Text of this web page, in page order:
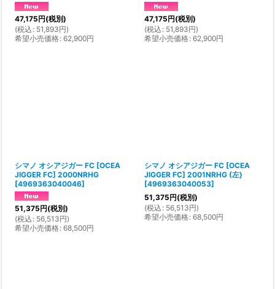
47,175円(税別)
(税込 : 51,893円)
希望小売価格: 62,900円
47,175円(税別)
(税込 : 51,893円)
希望小売価格: 62,900円
シマノ オシアジガー FC [OCEA
JIGGER FC] 2000NRHG
[4969363040046]
51,375円(税別)
(税込 : 56,513円)
希望小売価格: 68,500円
シマノ オシアジガー FC [OCEA
JIGGER FC] 2001NRHG (左)
[4969363040053]
51,375円(税別)
(税込 : 56,513円)
希望小売価格: 68,500円